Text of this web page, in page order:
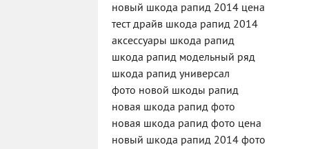
новый шкода рапид 2014 цена
тест драйв шкода рапид 2014
аксессуары шкода рапид
шкода рапид модельный ряд
шкода рапид универсал
фото новой шкоды рапид
новая шкода рапид фото
новая шкода рапид фото цена
новый шкода рапид 2014 фото